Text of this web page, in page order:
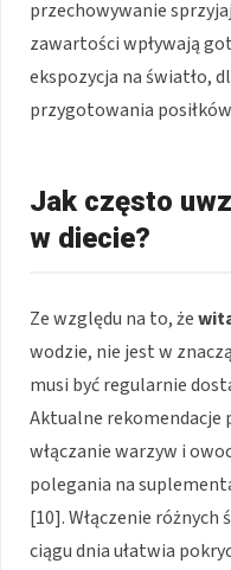
przechowywanie
zawartości wpływają
ekspozycja na światło,
przygotowania
Jak często
w diecie?
Ze względu na to, że
wodzie, nie jest w
musi być regularnie
Aktualne rekomendacje
włączanie warzyw i
polegania na
[10]. Włączenie
ciągu dnia ułatwia